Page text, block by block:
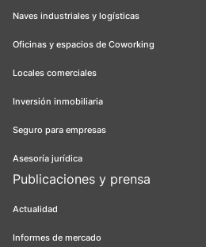
Naves industriales y logísticas
Oficinas y espacios de Coworking
Locales comerciales
Inversión inmobiliaria
Seguro para empresas
Asesoría jurídica
Publicaciones y prensa
Actualidad
Informes de mercado